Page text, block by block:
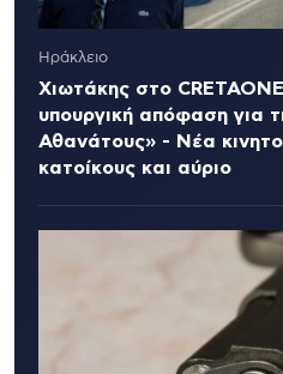
Ηράκλειο
Χιωτάκης στο
υπουργική απόφαση για
Αθανάτους» - Νέα
κατοίκους και αύριο